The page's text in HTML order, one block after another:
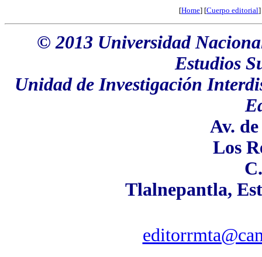
[Home] [Cuerpo editorial]
© 2013 Universidad
Estudios
Unidad de Investigación
Av.
Los
Tlalnepantla,